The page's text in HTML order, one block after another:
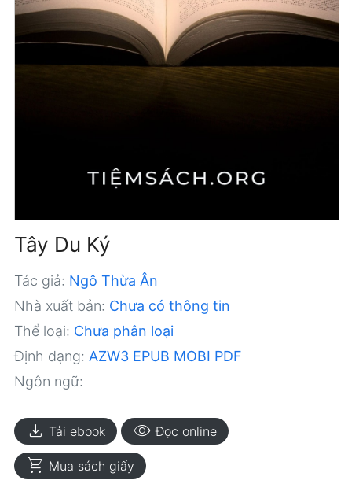
Tây Du Ký
Tác giả: Ngô Thừa Ân
Nhà xuất bản: Chưa có thông tin
Thể loại: Chưa phân loại
Định dạng: AZW3 EPUB MOBI PDF
Ngôn ngữ:
download Tải ebook visibility Đọc online
shopping_cart Mua sách giấy